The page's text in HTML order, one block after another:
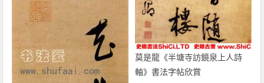
莫是龍《半塘寺訪鏡泉上人詩
軸》書法字帖欣賞